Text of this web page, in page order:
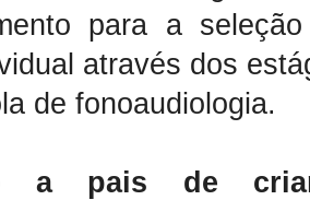
para a
através dos
de fonoaudiologia.
a pais de